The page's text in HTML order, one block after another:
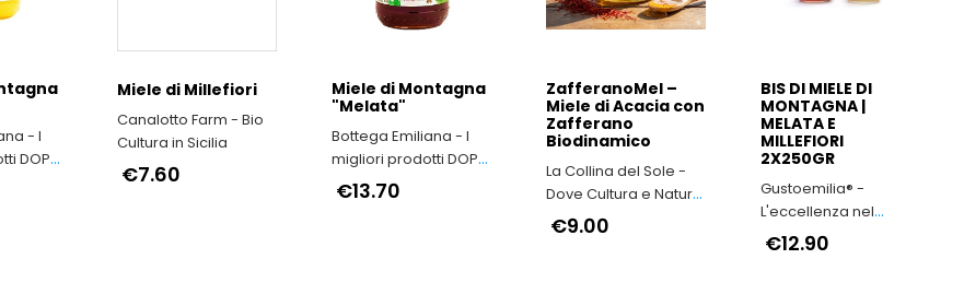
- I
DOP
Miele di Millefiori
Canalotto Farm - Bio
Cultura in Sicilia
€7.60
Miele di Montagna
"Melata"
Bottega Emiliana - I
migliori prodotti DOP
e IGP dell'Emilia-
Romagna
€13.70
ZafferanoMel –
Miele di Acacia con
Zafferano
Biodinamico
La Collina del Sole -
Dove Cultura e Natura
si fondono
€9.00
BIS DI MIELE DI
MONTAGNA |
MELATA E
MILLEFIORI
2X250GR
Gustoemilia® -
L'eccellenza nel
cuore dell'Appennino
Reggiano
€12.90